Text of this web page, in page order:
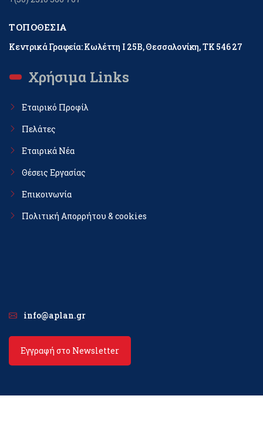
ΤΟΠΟΘΕΣΊΑ
Κεντρικά Γραφεία: Κωλέττη Ι 25Β, Θεσσαλονίκη, ΤΚ 546 27
Χρήσιμα Links
Εταιρικό Προφίλ
Πελάτες
Εταιρικά Νέα
Θέσεις Εργασίας
Επικοινωνία
Πολιτική Απορρήτου & cookies
info@aplan.gr
Εγγραφή στο Newsletter